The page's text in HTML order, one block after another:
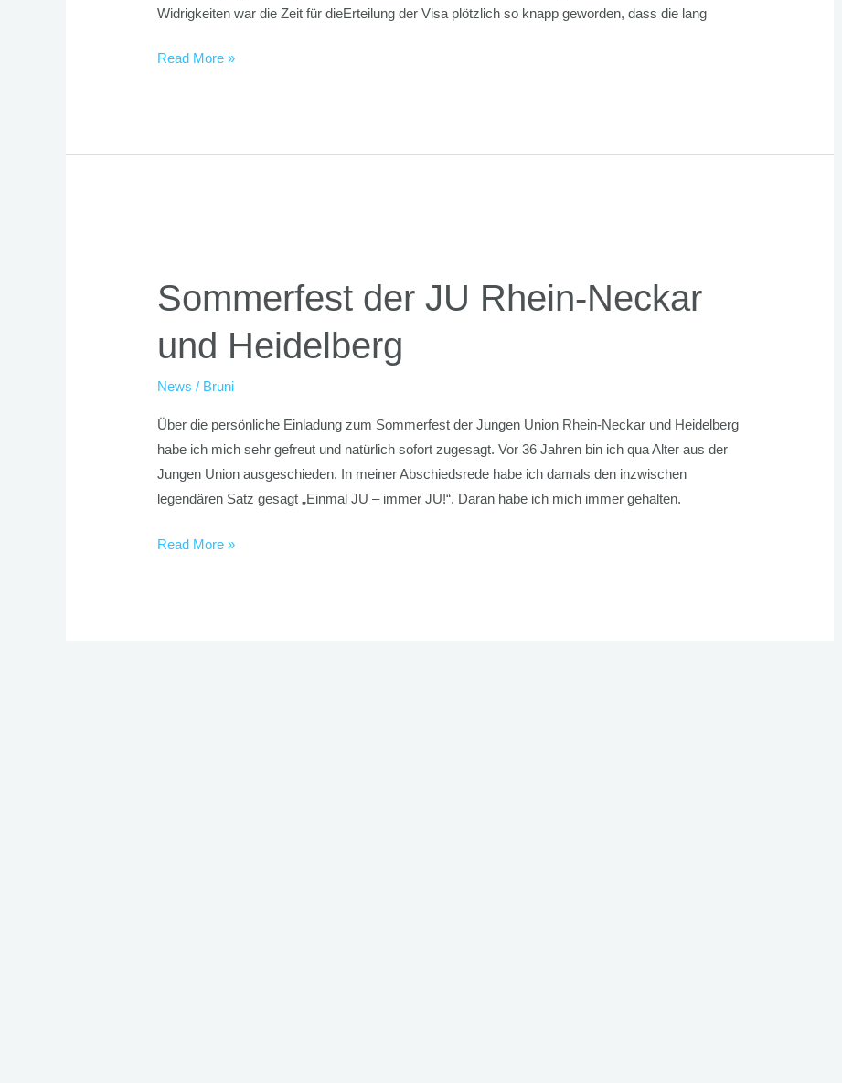
Widrigkeiten war die Zeit für dieErteilung der Visa plötzlich so knapp geworden, dass die lang
Read More »
Sommerfest der JU Rhein-Neckar
und Heidelberg
News / Bruni
Über die persönliche Einladung zum Sommerfest der Jungen Union Rhein-Neckar und Heidelberg
habe ich mich sehr gefreut und natürlich sofort zugesagt. Vor 36 Jahren bin ich qua Alter aus der
Jungen Union ausgeschieden. In meiner Abschiedsrede habe ich damals den inzwischen
legendären Satz gesagt „Einmal JU – immer JU!“. Daran habe ich mich immer gehalten.
JU
Rhein-
Neckar
Heidelberg
Read More »